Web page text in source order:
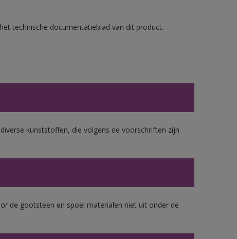
technische documentatieblad van dit product.
kunststoffen, die volgens de voorschriften zijn
de gootsteen en spoel materialen niet uit onder de